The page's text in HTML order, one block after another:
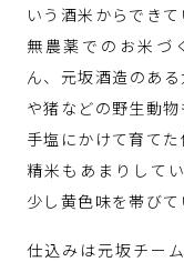
いう酒米からできて
無農薬でのお米づ
ん、元坂酒造のあ
や猪などの野生動
手塩にかけて育てた
精米もあまりして
少し黄色味を帯びて
仕込みは元坂チー